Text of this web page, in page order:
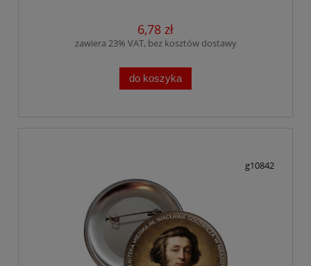
6,78 zł
zawiera 23% VAT, bez kosztów dostawy
do koszyka
g10842